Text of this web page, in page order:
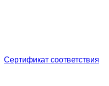
Сертификат соответствия